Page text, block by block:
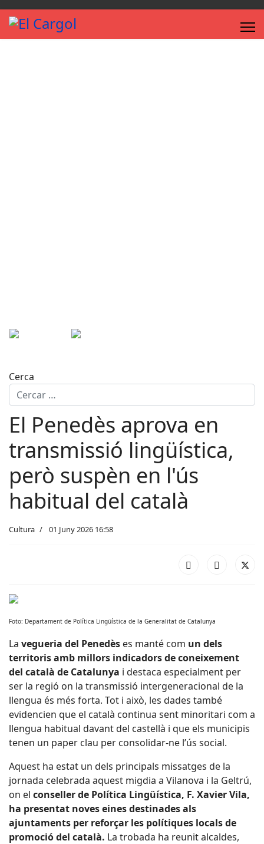
Cerca
El Penedès aprova en
transmissió lingüística,
però suspèn en l'ús
habitual del català
Cultura 01 Juny 2026 16:58
Foto: Departament de Política Lingüística de la Generalitat de Catalunya
La vegueria del Penedès es manté com un dels
territoris amb millors indicadors de coneixement
del català de Catalunya i destaca especialment per
ser la regió on la transmissió intergeneracional de la
llengua és més forta. Tot i això, les dades també
evidencien que el català continua sent minoritari com a
llengua habitual davant del castellà i que els municipis
tenen un paper clau per consolidar-ne l’ús social.
Aquest ha estat un dels principals missatges de la
jornada celebrada aquest migdia a Vilanova i la Geltrú,
on el conseller de Política Lingüística, F. Xavier Vila,
ha presentat noves eines destinades als
ajuntaments per reforçar les polítiques locals de
promoció del català. La trobada ha reunit alcaldes,